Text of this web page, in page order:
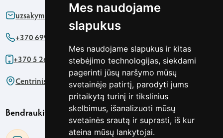
Mes naudojame
slapukus
Mes naudojame slapukus ir kitas
stebėjimo technologijas, siekdami
pagerinti jūsų naršymo mūsų
svetainėje patirtį, parodyti jums
pritaikytą turinį ir tikslinius
skelbimus, išanalizuoti mūsų
svetainės srautą ir suprasti, iš kur
ateina mūsų lankytojai.
uzsakymas@agapics.lt
+370 699 76161
+370 5 2622091
Centrinis biuras - Pirklių g. 5 Vilnius
Bendraukime